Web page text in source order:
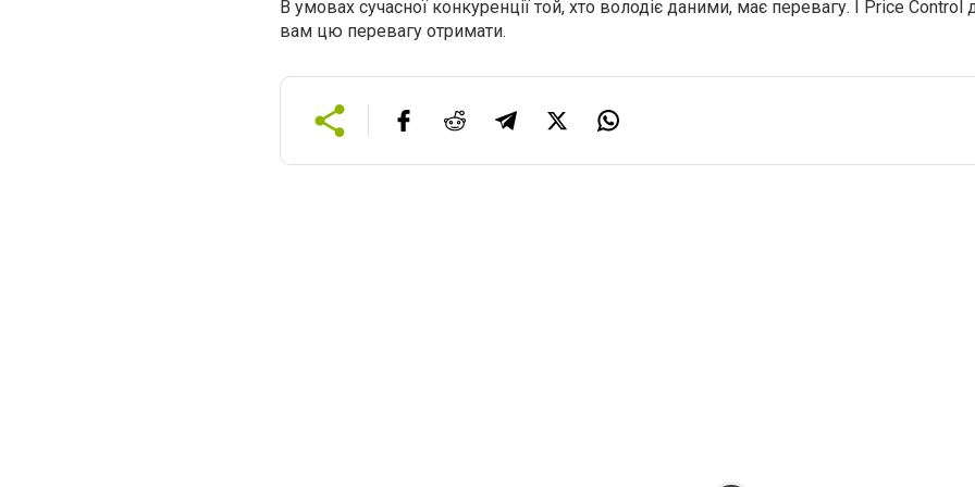
В умовах сучасної конкуренції той, хто володіє даними, має перевагу. І Price
вам цю перевагу отримати.